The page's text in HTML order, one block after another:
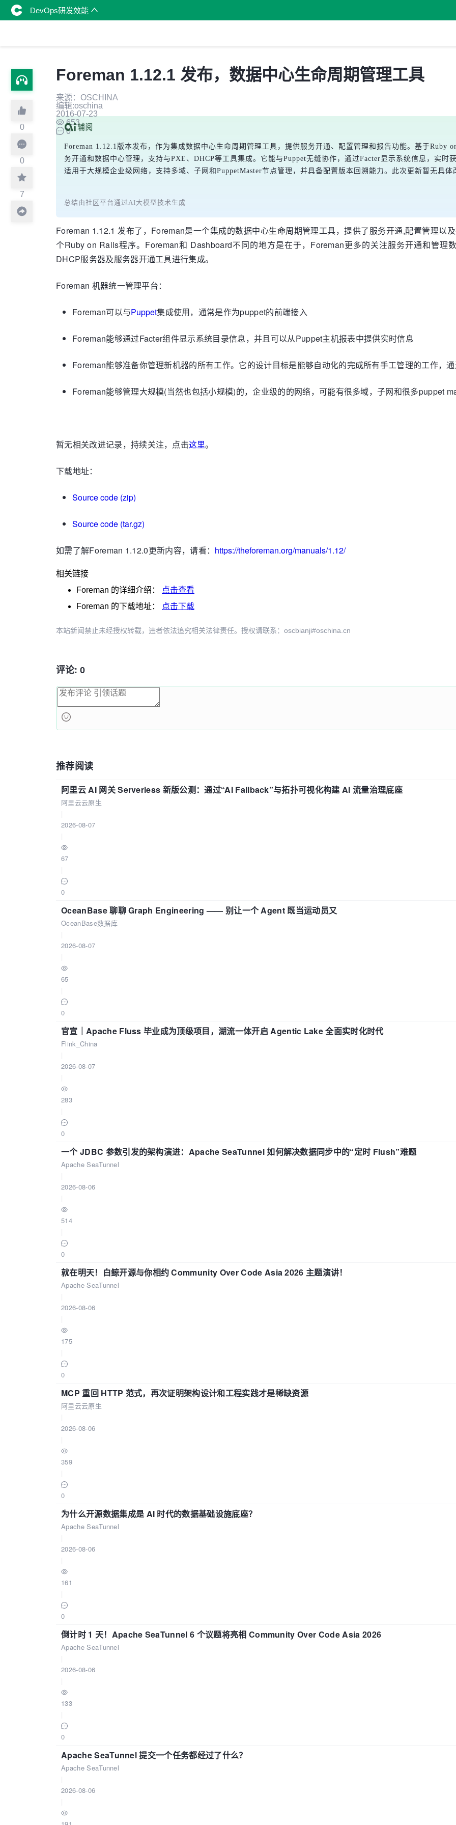
DevOps研发效能
0
0
7
Foreman 1.12.1 发布，数据中心生命周期管理工具
来源：OSCHINA
编辑:oschina
2016-07-23
653
0
Foreman 1.12.1版本发布，作为集成数据中心生命周期管理工具，提供服务开通、配置管理和报告功能。基于Ruby
务开通和数据中心管理，支持与PXE、DHCP等工具集成。它能与Puppet无缝协作，通过Facter显示系统信息，实时
适用于大规模企业级网络，支持多域、子网和PuppetMaster节点管理，并具备配置版本回溯能力。此次更新暂无具体
总结由社区平台通过AI大模型技术生成
Foreman 1.12.1 发布了，Foreman是一个集成的数据中心生命周期管理工具，提供了服务开通,配置管理以
个Ruby on Rails程序。Foreman和 Dashboard不同的地方是在于，Foreman更多的关注服务开通和管理
DHCP服务器及服务器开通工具进行集成。
Foreman 机器统一管理平台：
Foreman可以与Puppet集成使用，通常是作为puppet的前端接入
Foreman能够通过Facter组件显示系统目录信息，并且可以从Puppet主机报表中提供实时信息
Foreman能够准备你管理新机器的所有工作。它的设计目标是能够自动化的完成所有手工管理的工作，
Foreman能够管理大规模(当然也包括小规模)的，企业级的的网络，可能有很多域，子网和很多puppet
暂无相关改进记录，持续关注，点击这里。
下载地址：
Source code (zip)
Source code (tar.gz)
如需了解Foreman 1.12.0更新内容，请看： https://theforeman.org/manuals/1.12/
相关链接
Foreman 的详细介绍：
点击查看
Foreman 的下载地址： 点击下载
本站新闻禁止未经授权转载，违者依法追究相关法律责任。授权请联系：oscbianji#oschina.cn
评论: 0
推荐阅读
阿里云 AI 网关 Serverless 新版公测：通过“AI Fallback”与拓扑可视化构建 AI 流量治理底座
阿里云云原生
2026-08-07
67
0
OceanBase 聊聊 Graph Engineering —— 别让一个 Agent 既当运动员又
OceanBase数据库
2026-08-07
65
0
官宣｜Apache Fluss 毕业成为顶级项目，湖流一体开启 Agentic Lake 全面实时化时代
Flink_China
2026-08-07
283
0
一个 JDBC 参数引发的架构演进：Apache SeaTunnel 如何解决数据同步中的“定时 Flush”难题
Apache SeaTunnel
2026-08-06
514
0
就在明天！白鲸开源与你相约 Community Over Code Asia 2026 主题演讲！
Apache SeaTunnel
2026-08-06
175
0
MCP 重回 HTTP 范式，再次证明架构设计和工程实践才是稀缺资源
阿里云云原生
2026-08-06
359
0
为什么开源数据集成是 AI 时代的数据基础设施底座？
Apache SeaTunnel
2026-08-06
161
0
倒计时 1 天！Apache SeaTunnel 6 个议题将亮相 Community Over Code Asia 2026
Apache SeaTunnel
2026-08-06
133
0
Apache SeaTunnel 提交一个任务都经过了什么？
Apache SeaTunnel
2026-08-06